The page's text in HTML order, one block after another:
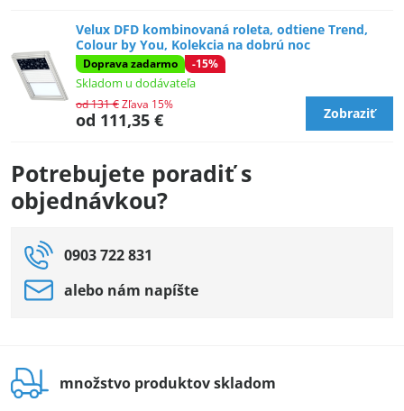
Velux DFD kombinovaná roleta, odtiene Trend,
Colour by You, Kolekcia na dobrú noc
Doprava zadarmo -15%
Skladom u dodávateľa
od 111,35 €
od 131 €Zľava 15%
Zobraziť
Potrebujete poradiť s
objednávkou?
0903 722 831
alebo nám napíšte
množstvo produktov skladom